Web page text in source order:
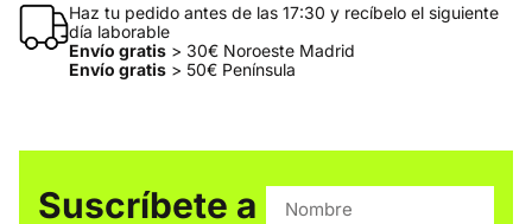
Haz tu pedido antes de las 17:30 y recíbelo el siguiente
día laborable
Envío gratis> 30€ Noroeste Madrid
Envío gratis> 50€ Península
Suscríbete a